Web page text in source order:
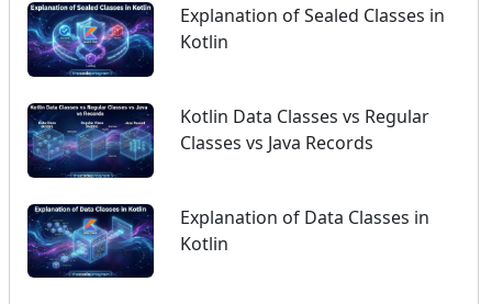
Explanation of Sealed Classes in
Kotlin
Kotlin Data Classes vs Regular
Classes vs Java Records
Explanation of Data Classes in
Kotlin